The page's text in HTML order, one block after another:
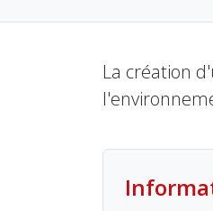
La création